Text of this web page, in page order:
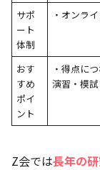
サポ
ート
体制
・オンラ
おす
すめ
ポイ
ント
・得点に
演習・模
Z会では長年の